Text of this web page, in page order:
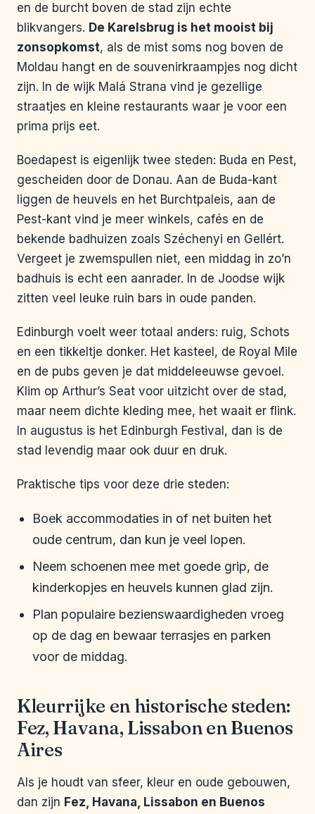
en de burcht boven de stad zijn echte
blikvangers. De Karelsbrug is het mooist bij
zonsopkomst, als de mist soms nog boven de
Moldau hangt en de souvenirkraampjes nog dicht
zijn. In de wijk Malá Strana vind je gezellige
straatjes en kleine restaurants waar je voor een
prima prijs eet.
Boedapest is eigenlijk twee steden: Buda en Pest,
gescheiden door de Donau. Aan de Buda-kant
liggen de heuvels en het Burchtpaleis, aan de
Pest-kant vind je meer winkels, cafés en de
bekende badhuizen zoals Széchenyi en Gellért.
Vergeet je zwemspullen niet, een middag in zo’n
badhuis is echt een aanrader. In de Joodse wijk
zitten veel leuke ruin bars in oude panden.
Edinburgh voelt weer totaal anders: ruig, Schots
en een tikkeltje donker. Het kasteel, de Royal Mile
en de pubs geven je dat middeleeuwse gevoel.
Klim op Arthur’s Seat voor uitzicht over de stad,
maar neem dichte kleding mee, het waait er flink.
In augustus is het Edinburgh Festival, dan is de
stad levendig maar ook duur en druk.
Praktische tips voor deze drie steden:
Boek accommodaties in of net buiten het
oude centrum, dan kun je veel lopen.
Neem schoenen mee met goede grip, de
kinderkopjes en heuvels kunnen glad zijn.
Plan populaire bezienswaardigheden vroeg
op de dag en bewaar terrasjes en parken
voor de middag.
Kleurrijke en historische steden:
Fez, Havana, Lissabon en Buenos
Aires
Als je houdt van sfeer, kleur en oude gebouwen,
dan zijn Fez, Havana, Lissabon en Buenos